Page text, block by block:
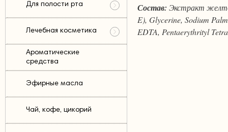
Состав: Экстракт
E), Glycerine, Sodium
EDTA, Pentaerythrityl
Для полости рта
Лечебная косметика
Ароматические
средства
Эфирные масла
Чай, кофе, цикорий